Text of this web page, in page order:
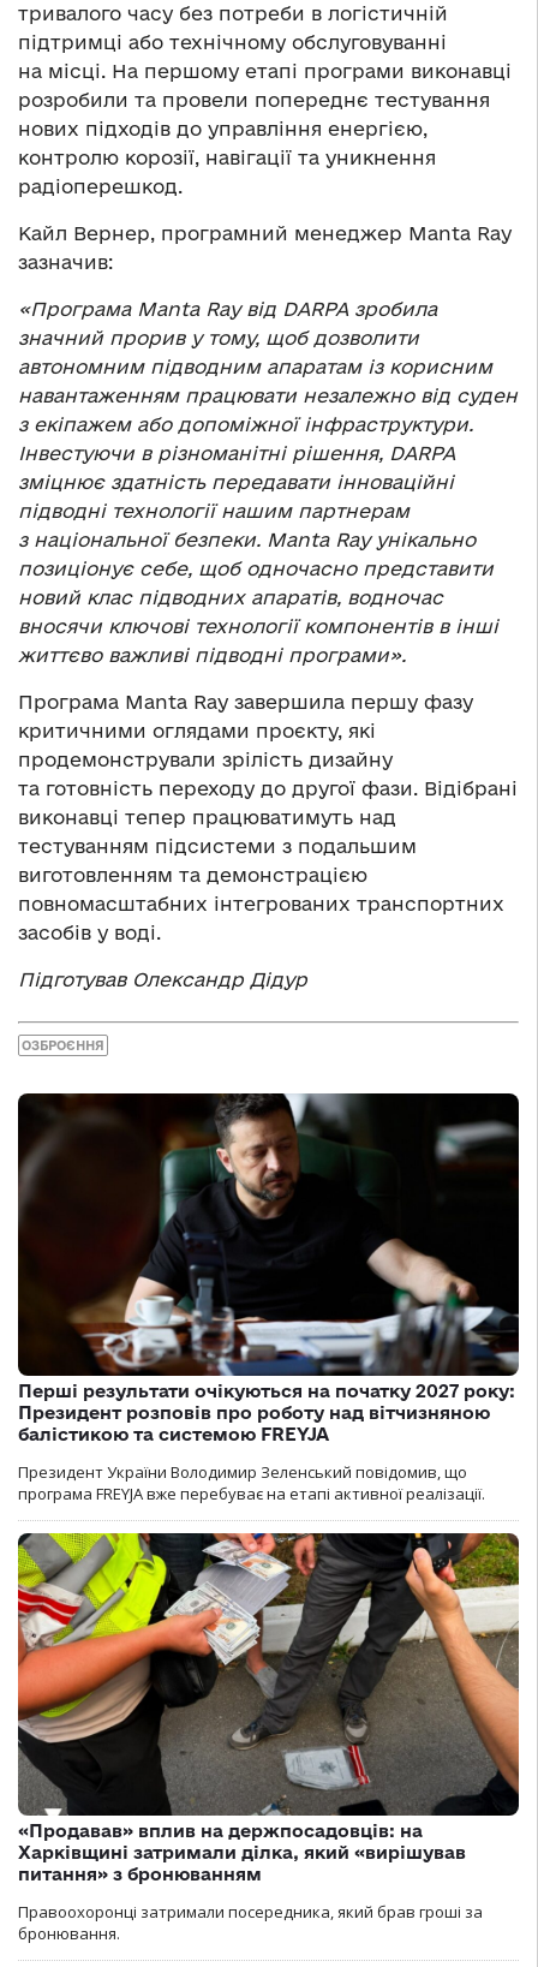
тривалого часу без потреби в логістичній
підтримці або технічному обслуговуванні
на місці. На першому етапі програми виконавці
розробили та провели попереднє тестування
нових підходів до управління енергією,
контролю корозії, навігації та уникнення
радіоперешкод.
Кайл Вернер, програмний менеджер Manta Ray
зазначив:
«Програма Manta Ray від DARPA зробила
значний прорив у тому, щоб дозволити
автономним підводним апаратам із корисним
навантаженням працювати незалежно від суден
з екіпажем або допоміжної інфраструктури.
Інвестуючи в різноманітні рішення, DARPA
зміцнює здатність передавати інноваційні
підводні технології нашим партнерам
з національної безпеки. Manta Ray унікально
позиціонує себе, щоб одночасно представити
новий клас підводних апаратів, водночас
вносячи ключові технології компонентів в інші
життєво важливі підводні програми».
Програма Manta Ray завершила першу фазу
критичними оглядами проєкту, які
продемонстрували зрілість дизайну
та готовність переходу до другої фази. Відібрані
виконавці тепер працюватимуть над
тестуванням підсистеми з подальшим
виготовленням та демонстрацією
повномасштабних інтегрованих транспортних
засобів у воді.
Підготував Олександр Дідур
ОЗБРОЄННЯ
Перші результати очікуються на початку 2027 року:
Президент розповів про роботу над вітчизняною
балістикою та системою FREYJA
Президент України Володимир Зеленський повідомив, що
програма FREYJA вже перебуває на етапі активної реалізації.
«Продавав» вплив на держпосадовців: на
Харківщині затримали ділка, який «вирішував
питання» з бронюванням
Правоохоронці затримали посередника, який брав гроші за
бронювання.